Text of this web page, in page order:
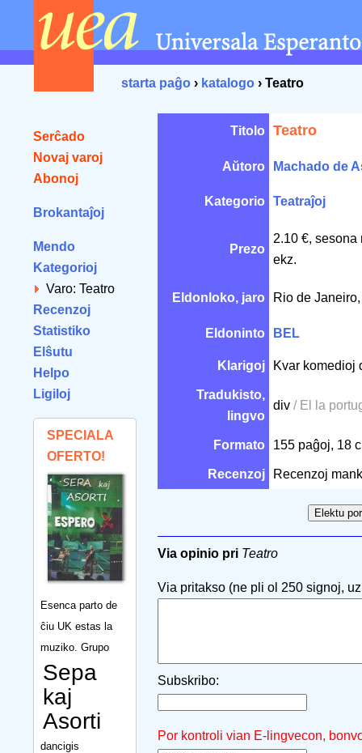
starta paĝo › katalogo › Teatro
Serĉado
Novaj varoj
Abonoj
Brokantaĵoj
Mendo
Kategorioj
Varo: Teatro
Recenzoj
Statistiko
Elŝutu
Helpo
Ligiloj
SPECIALA
OFERTO!
Esenca parto de
ĉiu UK estas la
muziko. Grupo
Sepa
kaj
Asorti
dancigis
Titolo Teatro
Aŭtoro Machado de
Kategorio Teatraĵoj
Prezo
2.10 €, sesona
ekz.
Eldonloko, jaro Rio de
Eldoninto BEL
Klarigoj Kvar komedioj
Tradukisto,
lingvo
div / El la
Formato 155 paĝoj, 18
Recenzoj Recenzoj
Via opinio pri Teatro
Via pritakso (ne pli ol 250 signoj,
Subskribo:
Por kontroli vian E-lingvecon,